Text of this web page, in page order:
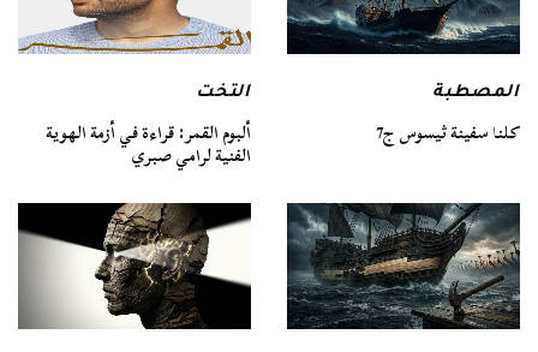
المصطبة
كلنا سفينة ثيسوس ج7
التخت
ألبوم القمر: قراءة في أزمة الهوية
الفنية لرامي صبري